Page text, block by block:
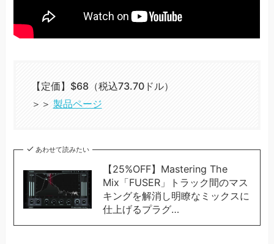
【定価】$68（税込73.70ドル）
＞＞ 製品ページ
あわせて読みたい
【25%OFF】Mastering The
Mix「FUSER」トラック間のマス
キングを解消し明瞭なミックスに
仕上げるプラグ…